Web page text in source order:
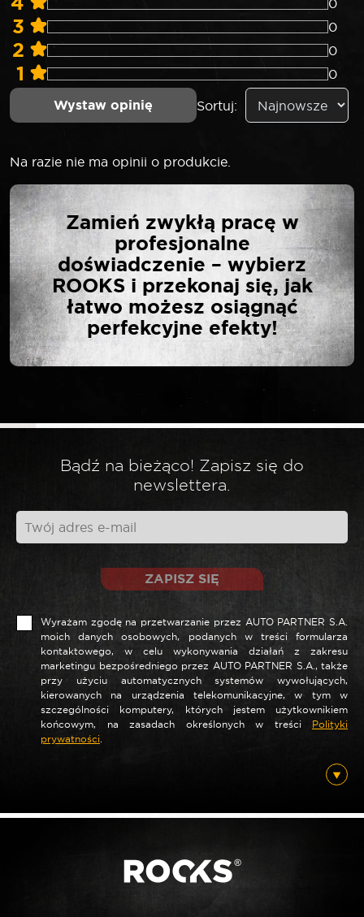
0
3 0
2 0
1 0
Wystaw opinię Sortuj:
Na razie nie ma opinii o produkcie.
NAPISZ PIERWSZĄ
OPINIĘ O „SELTA
NASADKA UDAROWA
3/4″ KRÓTKA 27 MM”
Twój adres email nie zostanie opublikowany.
Wymagane pola są oznaczone
*
Twoja opinia*
Nazwa *
E-mail*
Zamień zwykłą pracę w
profesjonalne
doświadczenie – wybierz
ROOKS i przekonaj się, jak
łatwo możesz osiągnąć
perfekcyjne efekty!
Bądź na bieżąco! Zapisz się do
newslettera.
ZAPISZ SIĘ
Wyrażam zgodę na przetwarzanie przez AUTO PARTNER S.A.
moich danych osobowych, podanych w treści formularza
kontaktowego, w celu wykonywania działań z zakresu
marketingu bezpośredniego przez AUTO PARTNER S.A., także
przy użyciu automatycznych systemów wywołujących,
kierowanych na urządzenia telekomunikacyjne, w tym w
szczególności komputery, których jestem użytkownikiem
końcowym, na zasadach określonych w treści Polityki
prywatności.